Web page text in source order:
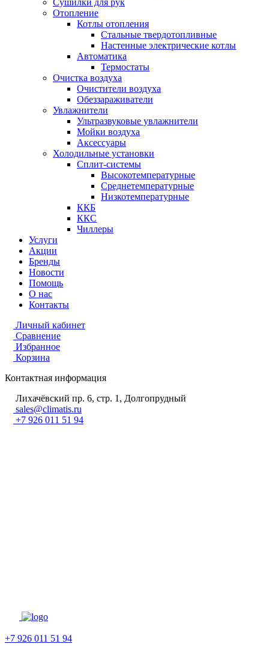
Сушилки для рук
Отопление
Котлы отопления
Стальные твердотопливные
Настенные электрические котлы
Автоматика
Термостаты
Очистка воздуха
Очистители воздуха
Обеззараживатели
Увлажнители
Ультразвуковые увлажнители
Мойки воздуха
Аксессуары
Холодильные установки
Сплит-системы
Высокотемпературные
Среднетемпературные
Низкотемпературные
ККБ
ККС
Чиллеры
Услуги
Акции
Бренды
Новости
Помощь
О нас
Контакты
Личный кабинет
Сравнение
Избранное
Корзина
Контактная информация
Лихачёвский пр. 6, стр. 1, Долгопрудный
sales@climatis.ru
+7 926 011 51 94
+7 926 011 51 94